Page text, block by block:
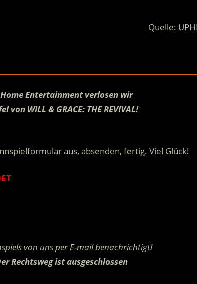
Quelle:
Entertainment verlosen wir
WILL & GRACE: THE REVIVAL!
aus, absenden, fertig. Viel Glück!
von uns per E-mail benachrichtigt!
Rechtsweg ist ausgeschlossen